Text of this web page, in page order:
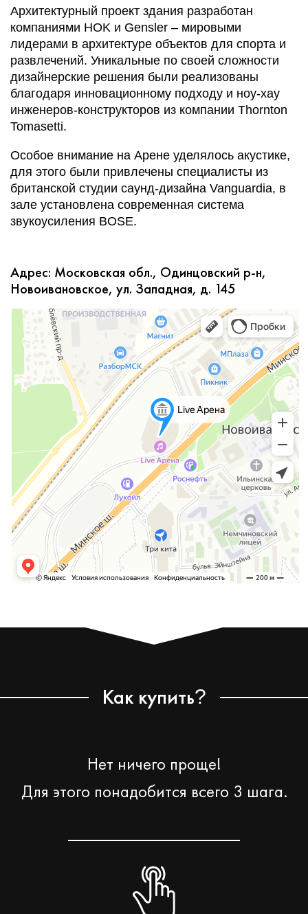
Архитектурный проект здания разработан
компаниями HOK и Gеnsler – мировыми
лидерами в архитектуре объектов для спорта и
развлечений. Уникальные по своей сложности
дизайнерские решения были реализованы
благодаря инновационному подходу и ноу-хау
инженеров-конструкторов из компании Тhornton
Tomasetti.
Особое внимание на Арене уделялось акустике,
для этого были привлечены специалисты из
британской студии саунд-дизайна Vanguardia, в
зале установлена современная система
звукоусиления BOSE.
Адрес: Московская обл., Одинцовский р-н,
Новоивановское, ул. Западная, д. 145
Как купить?
Нет ничего проще!
Для этого понадобится всего 3 шага.